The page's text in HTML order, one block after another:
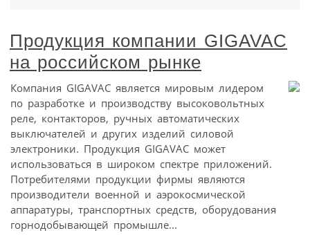
Продукция компании GIGAVAC
на российском рынке
Компания GIGAVAC является мировым лидером
по разработке и производству высоковольтных
реле, контакторов, ручных автоматических
выключателей и других изделий силовой
электроники. Продукция GIGAVAC может
использоваться в широком спектре приложений.
Потребителями продукции фирмы являются
производители военной и аэрокосмической
аппаратуры, транспортных средств, оборудования
горнодобывающей промышле...